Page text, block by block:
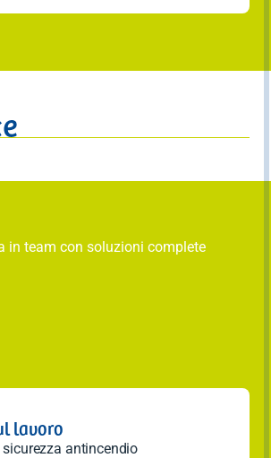
in team con soluzioni complete
lavoro
sicurezza antincendio